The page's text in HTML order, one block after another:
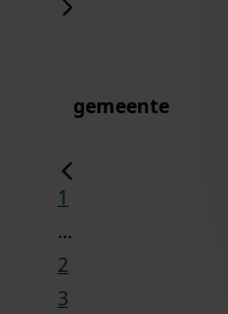
gemeente
1
...
2
3